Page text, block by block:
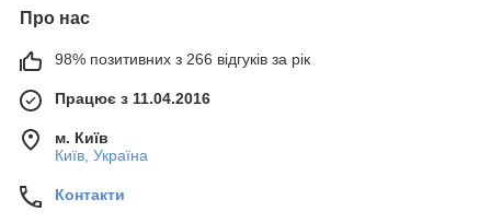
Про нас
98% позитивних з 266 відгуків за рік
Працює з 11.04.2016
м. Київ
Київ, Україна
Контакти